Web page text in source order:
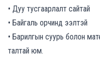
• Дуу тусгаарлалт сайтай
• Байгаль орчинд ээлтэй
• Барилгын суурь болон
талтай юм.